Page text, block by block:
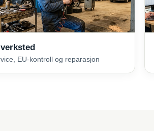
EU-kontroll og reparasjon